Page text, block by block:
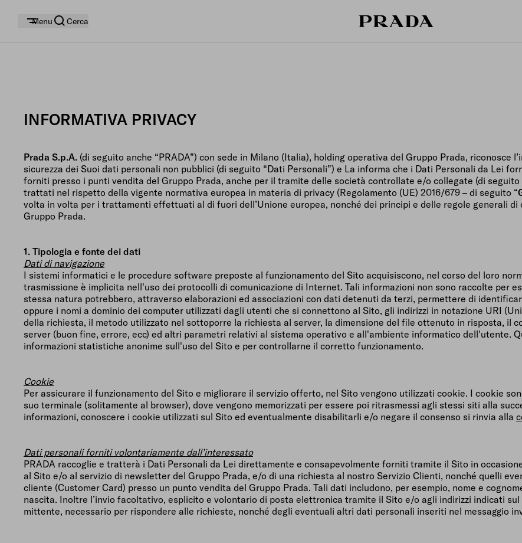
Menu Cerca
INFORMATIVA PRIVACY
Prada S.p.A. (di seguito anche “PRADA”) con sede in Milano (Italia), holding operativa del Gruppo Prada, riconosce
sicurezza dei Suoi dati personali non pubblici (di seguito “Dati Personali”) e La informa che i Dati Personali da Lei
forniti presso i punti vendita del Gruppo Prada, anche per il tramite delle società controllate e/o collegate (di
trattati nel rispetto della vigente normativa europea in materia di privacy (Regolamento (UE) 2016/679 – di seguito “
volta in volta per i trattamenti effettuati al di fuori dell’Unione europea, nonché dei principi e delle regole generali
Gruppo Prada.
1. Tipologia e fonte dei dati
Dati di navigazione
I sistemi informatici e le procedure software preposte al funzionamento del Sito acquisiscono, nel corso del loro
trasmissione è implicita nell'uso dei protocolli di comunicazione di Internet. Tali informazioni non sono raccolte per
stessa natura potrebbero, attraverso elaborazioni ed associazioni con dati detenuti da terzi, permettere di
oppure i nomi a dominio dei computer utilizzati dagli utenti che si connettono al Sito, gli indirizzi in notazione URI
della richiesta, il metodo utilizzato nel sottoporre la richiesta al server, la dimensione del file ottenuto in risposta, il
server (buon fine, errore, ecc) ed altri parametri relativi al sistema operativo e all'ambiente informatico dell'utente.
informazioni statistiche anonime sull'uso del Sito e per controllarne il corretto funzionamento.
Cookie
Per assicurare il funzionamento del Sito e migliorare il servizio offerto, nel Sito vengono utilizzati cookie. I cookie
suo terminale (solitamente al browser), dove vengono memorizzati per essere poi ritrasmessi agli stessi siti alla
informazioni, conoscere i cookie utilizzati sul Sito ed eventualmente disabilitarli e/o negare il consenso si rinvia alla
Dati personali forniti volontariamente dall’interessato
PRADA raccoglie e tratterà i Dati Personali da Lei direttamente e consapevolmente forniti tramite il Sito in
al Sito e/o al servizio di newsletter del Gruppo Prada, e/o di una richiesta al nostro Servizio Clienti, nonché quelli
cliente (Customer Card) presso un punto vendita del Gruppo Prada. Tali dati includono, per esempio, nome e
nascita. Inoltre l’invio facoltativo, esplicito e volontario di posta elettronica tramite il Sito e/o agli indirizzi indicati sul
mittente, necessario per rispondere alle richieste, nonché degli eventuali altri dati personali inseriti nel messaggio